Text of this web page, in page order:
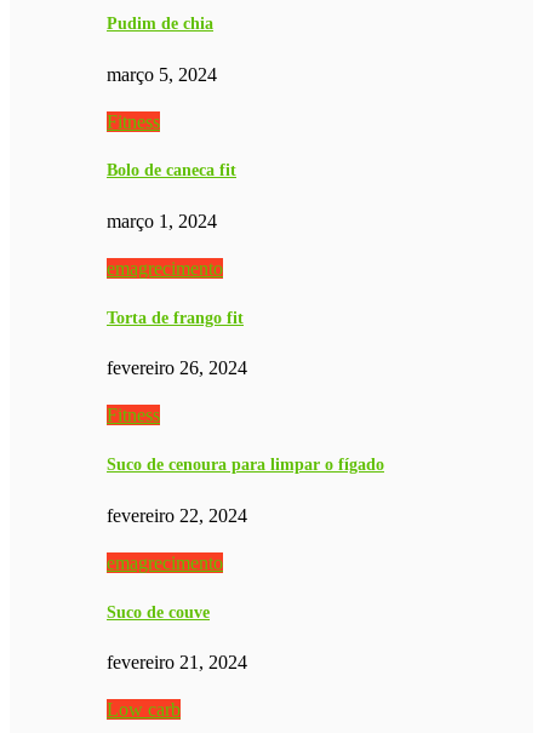
Pudim de chia
março 5, 2024
Fitness
Bolo de caneca fit
março 1, 2024
emagrecimento
Torta de frango fit
fevereiro 26, 2024
Fitness
Suco de cenoura para limpar o fígado
fevereiro 22, 2024
emagrecimento
Suco de couve
fevereiro 21, 2024
Low carb